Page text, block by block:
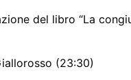
del libro “La
(23:30)